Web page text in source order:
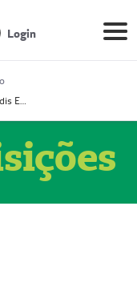
Login
Prestador Decordis Exames Cardiológicos LTDA (51004347-4)